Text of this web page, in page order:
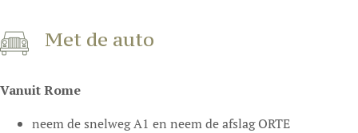
Met de auto
Vanuit Rome
neem de snelweg A1 en neem de afslag ORTE